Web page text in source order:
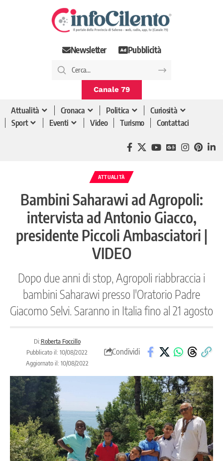
Newsletter Pubblicità
Canale 79
Attualità Cronaca Politica
Curiosità
Sport
Eventi Video Turismo Contattaci
ATTUALITÀ
Bambini Saharawi ad Agropoli:
intervista ad Antonio Giacco,
presidente Piccoli Ambasciatori |
VIDEO
Dopo due anni di stop, Agropoli riabbraccia i
bambini Saharawi presso l'Oratorio Padre
Giacomo Selvi. Saranno in Italia fino al 21 agosto
Di:Roberta Foccillo
Pubblicato il: 10/08/2022
Aggiornato il: 10/08/2022
Condividi